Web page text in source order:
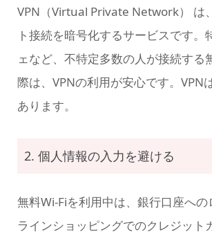
VPN（Virtual Private Network） は
ト接続を暗号化するサービスです。
ェなど、不特定多数の人が接続する
際は、VPNの利用が安心です。VPN
あります。
2. 個人情報の入力を避ける
無料Wi-Fiを利用中は、銀行口座へ
ラインショッピングでのクレジット